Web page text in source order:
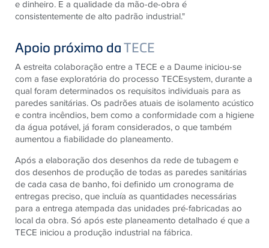
e dinheiro. E a qualidade da mão-de-obra é
consistentemente de alto padrão industrial."
Apoio próximo daTECE
A estreita colaboração entre a TECE e a Daume iniciou-se
com a fase exploratória do processo TECEsystem, durante a
qual foram determinados os requisitos individuais para as
paredes sanitárias. Os padrões atuais de isolamento acústico
e contra incêndios, bem como a conformidade com a higiene
da água potável, já foram considerados, o que também
aumentou a fiabilidade do planeamento.
Após a elaboração dos desenhos da rede de tubagem e
dos desenhos de produção de todas as paredes sanitárias
de cada casa de banho, foi definido um cronograma de
entregas preciso, que incluía as quantidades necessárias
para a entrega atempada das unidades pré-fabricadas ao
local da obra. Só após este planeamento detalhado é que a
TECE iniciou a produção industrial na fábrica.